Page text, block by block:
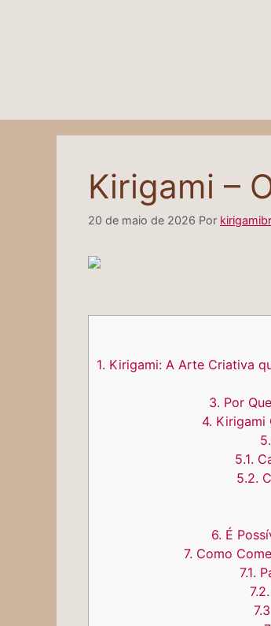
Kirigami –
20 de maio de 2026 Por
1. Kirigami: A Arte Criativa
3. Por
4. Kirigami
5.
5.1.
5.2.
6. É
7. Como
7.1.
7.2.